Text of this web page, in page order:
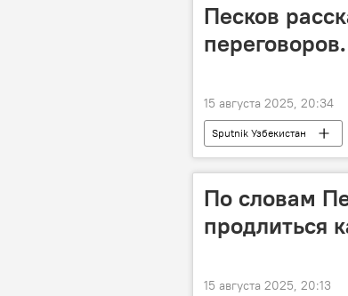
Песков
переговоров.
15 августа 2025, 20:34
Sputnik Узбекистан
По словам
продлиться
15 августа 2025, 20:13